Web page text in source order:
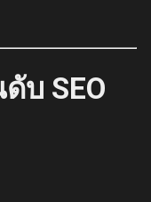
บ SEO